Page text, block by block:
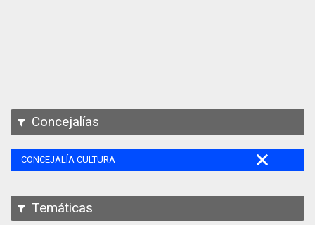
Concejalías
CONCEJALÍA CULTURA
Temáticas